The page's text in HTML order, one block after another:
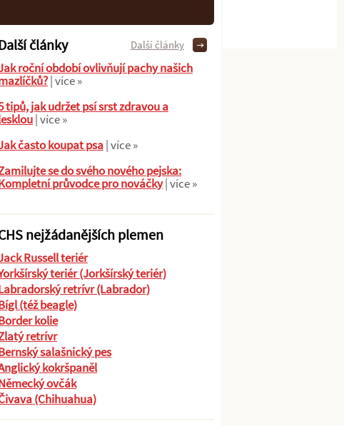
články
roční období ovlivňují pachy našich
| více »
tipů, jak udržet psí srst zdravou a
| více »
často koupat psa| více »
se do svého nového pejska:
průvodce pro nováčky| více »
Další články
nejžádanějších plemen
Russell teriér
teriér (Jorkšírský teriér)
retrívr (Labrador)
(též beagle)
kolie
retrívr
salašnický pes
kokršpaněl
ovčák
(Chihuahua)